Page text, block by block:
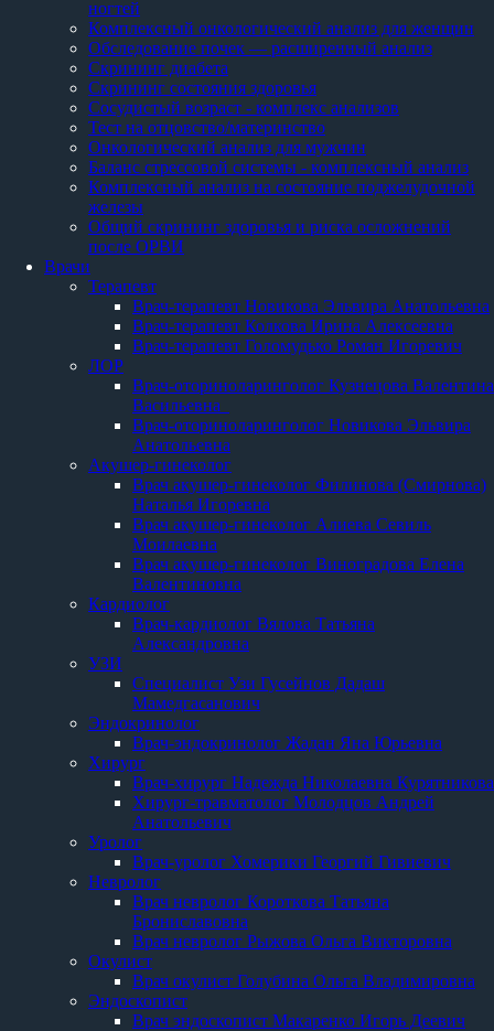
ногтей
Комплексный онкологический анализ для женщин
Обследование почек — расширенный анализ
Скрининг диабета
Скрининг состояния здоровья
Сосудистый возраст - комплекс анализов
Тест на отцовство/материнство
Онкологический анализ для мужчин
Баланс стрессовой системы - комплексный анализ
Комплексный анализ на состояние поджелудочной
железы
Общий скрининг здоровья и риска осложнений
после ОРВИ
Врачи
Терапевт
Врач-терапевт Новикова Эльвира Анатольевна
Врач-терапевт Колкова Ирина Алексеевна
Врач-терапевт Голомудько Роман Игоревич
ЛОР
Врач-оториноларинголог Кузнецова Валентина
Васильевна
Врач-оториноларинголог Новикова Эльвира
Анатольевна
Акушер-гинеколог
Врач акушер-гинеколог Филинова (Смирнова)
Наталья Игоревна
Врач акушер-гинеколог Алиева Севиль
Моилаевна
Врач акушер-гинеколог Виноградова Елена
Валентиновна
Кардиолог
Врач-кардиолог Вялова Татьяна
Александровна
УЗИ
Специалист Узи Гусейнов Дадаш
Мамедгасанович
Эндокринолог
Врач-эндокринолог Жадан Яна Юрьевна
Хирург
Врач-хирург Надежда Николаевна Курятникова
Хирург-травматолог Молодцов Андрей
Анатольевич
Уролог
Врач-уролог Хомерики Георгий Гивиевич
Невролог
Врач невролог Короткова Татьяна
Брониславовна
Врач невролог Рыжова Ольга Викторовна
Окулист
Врач окулист Голубина Ольга Владимировна
Эндоскопист
Врач эндоскопист Макаренко Игорь Деевич